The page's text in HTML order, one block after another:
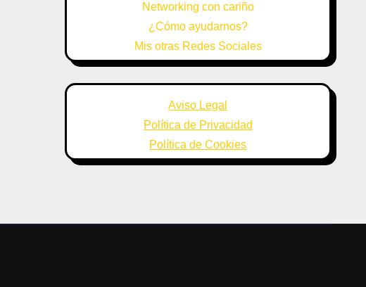
Networking con cariño
¿Cómo ayudarnos?
Mis otras Redes Sociales
Aviso Legal
Política de Privacidad
Política de Cookies